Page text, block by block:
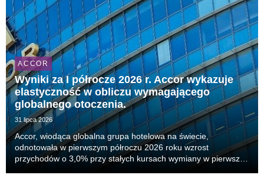
ACCOR
Wyniki za I półrocze 2026 r. Accor wykazuje
elastyczność w obliczu wymagającego
globalnego otoczenia.
31 lipca 2026
Accor, wiodąca globalna grupa hotelowa na świecie,
odnotowała w pierwszym półroczu 2026 roku wzrost
przychodów o 3,0% przy stałych kursach wymiany w pierwszej